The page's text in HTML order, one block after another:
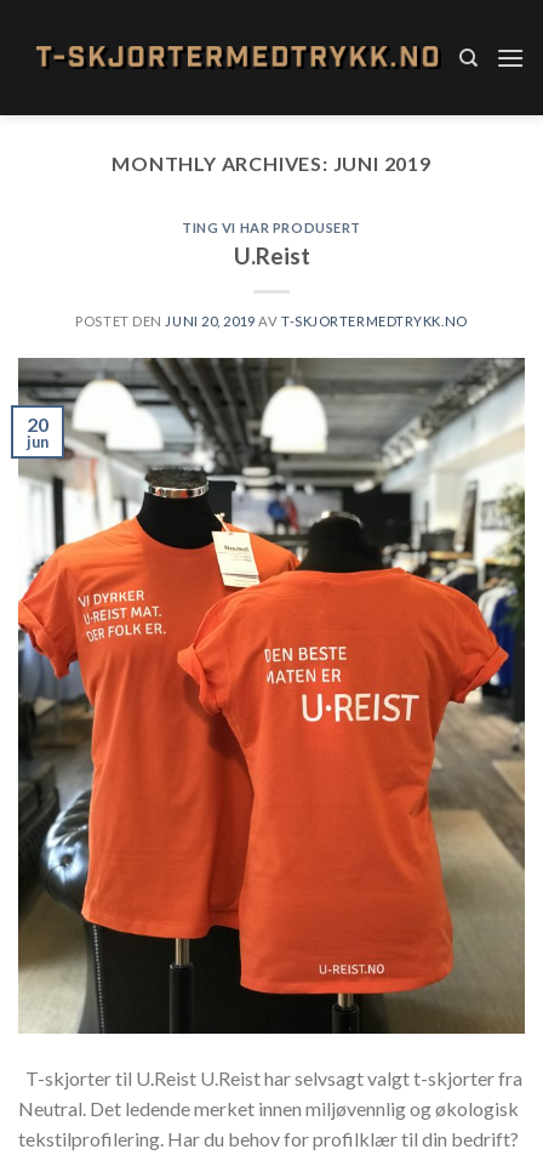
content
MONTHLY ARCHIVES: JUNI 2019
TING VI HAR PRODUSERT
U.Reist
POSTET DEN JUNI 20, 2019 AV T-SKJORTERMEDTRYKK.NO
20
jun
T-skjorter til U.Reist U.Reist har selvsagt valgt t-skjorter fra
Neutral. Det ledende merket innen miljøvennlig og økologisk
tekstilprofilering. Har du behov for profilklær til din bedrift?